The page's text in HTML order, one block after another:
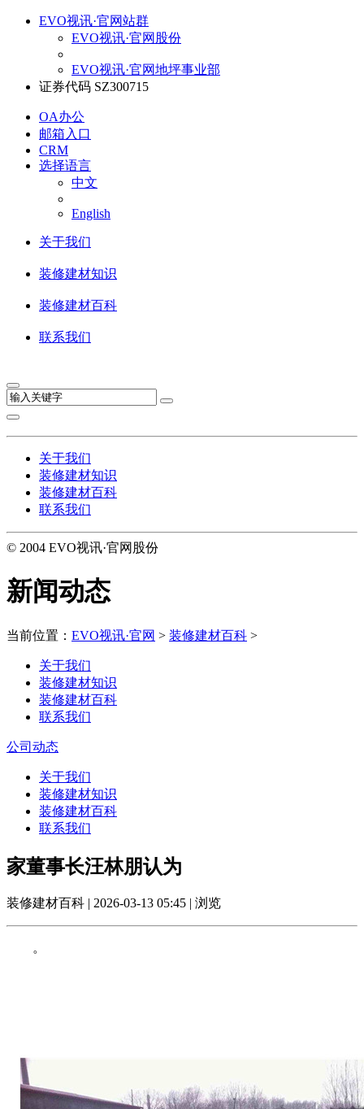
EVO视讯·官网站群
EVO视讯·官网股份
EVO视讯·官网地坪事业部
证券代码 SZ300715
OA办公
邮箱入口
CRM
选择语言
中文
English
关于我们
装修建材知识
装修建材百科
联系我们
关于我们
装修建材知识
装修建材百科
联系我们
© 2004 EVO视讯·官网股份
新闻动态
当前位置： EVO视讯·官网 > 装修建材百科 >
关于我们
装修建材知识
装修建材百科
联系我们
公司动态
关于我们
装修建材知识
装修建材百科
联系我们
家董事长汪林朋认为
装修建材百科 | 2026-03-13 05:45 | 浏览
。